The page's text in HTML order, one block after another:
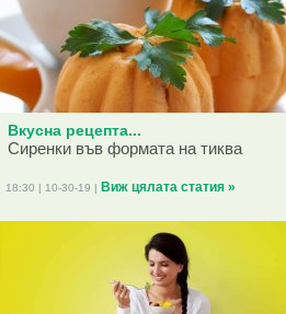
Вкусна рецепта...
Сиренки във формата на тиква
18:30 | 10-30-19 | Виж цялата статия »